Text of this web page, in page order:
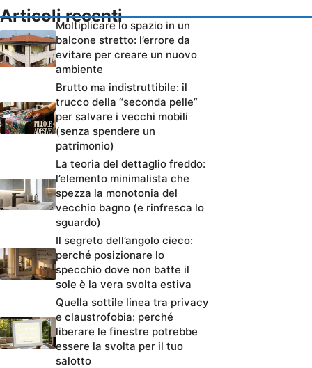
Articoli recenti
Moltiplicare lo spazio in un
balcone stretto: l’errore da
evitare per creare un nuovo
ambiente
Brutto ma indistruttibile: il
trucco della “seconda pelle”
per salvare i vecchi mobili
(senza spendere un
patrimonio)
La teoria del dettaglio freddo:
l’elemento minimalista che
spezza la monotonia del
vecchio bagno (e rinfresca lo
sguardo)
Il segreto dell’angolo cieco:
perché posizionare lo
specchio dove non batte il
sole è la vera svolta estiva
Quella sottile linea tra privacy
e claustrofobia: perché
liberare le finestre potrebbe
essere la svolta per il tuo
salotto